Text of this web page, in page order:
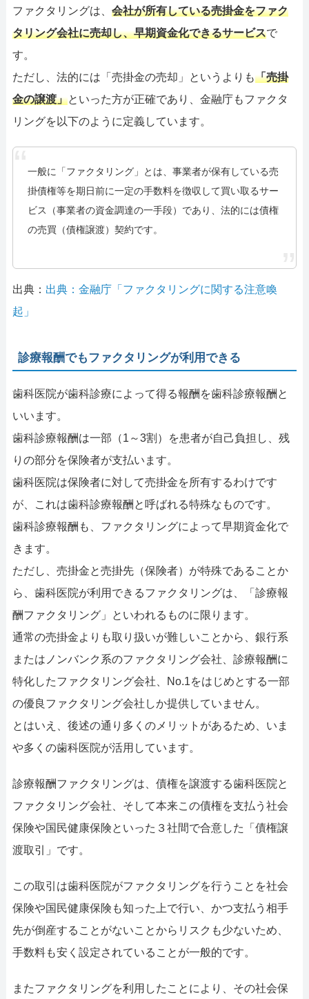
ファクタリングは、 会社が所有している売掛金をファク
タリング会社に売却し、早期資金化できるサービスで
す。
ただし、法的には「売掛金の売却」というよりも「売掛
金の譲渡」といった方が正確であり、金融庁もファクタ
リングを以下のように定義しています。
一般に「ファクタリング」とは、事業者が保有している売
掛債権等を期日前に一定の手数料を徴収して買い取るサー
ビス（事業者の資金調達の一手段）であり、法的には債権
の売買（債権譲渡）契約です。
出典： 出典：金融庁「ファクタリングに関する注意喚
起」
診療報酬でもファクタリングが利用できる
歯科医院が歯科診療によって得る報酬を歯科診療報酬と
いいます。
歯科診療報酬は一部（1～3割）を患者が自己負担し、残
りの部分を保険者が支払います。
歯科医院は保険者に対して売掛金を所有するわけです
が、これは歯科診療報酬と呼ばれる特殊なものです。
歯科診療報酬も、ファクタリングによって早期資金化で
きます。
ただし、売掛金と売掛先（保険者）が特殊であることか
ら、歯科医院が利用できるファクタリングは、「診療報
酬ファクタリング」といわれるものに限ります。
通常の売掛金よりも取り扱いが難しいことから、銀行系
またはノンバンク系のファクタリング会社、診療報酬に
特化したファクタリング会社、No.1をはじめとする一部
の優良ファクタリング会社しか提供していません。
とはいえ、後述の通り多くのメリットがあるため、いま
や多くの歯科医院が活用しています。
診療報酬ファクタリングは、債権を譲渡する歯科医院と
ファクタリング会社、そして本来この債権を支払う社会
保険や国民健康保険といった３社間で合意した「債権譲
渡取引」です。
この取引は歯科医院がファクタリングを行うことを社会
保険や国民健康保険も知った上で行い、かつ支払う相手
先が倒産することがないことからリスクも少ないため、
手数料も安く設定されていることが一般的です。
またファクタリングを利用したことにより、その社会保